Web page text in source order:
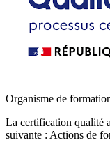
Organisme de
La certification qualité
suivante : Actions de